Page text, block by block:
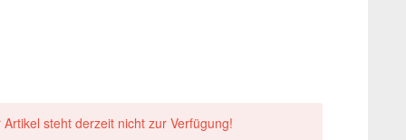
Artikel steht derzeit nicht zur Verfügung!